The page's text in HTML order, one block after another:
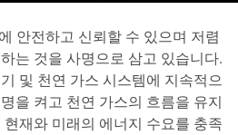
안전하고 신뢰할 수 있으며 저렴
는 것을 사명으로 삼고 있습니다.
및 천연 가스 시스템에 지속적으
을 켜고 천연 가스의 흐름을 유지
재와 미래의 에너지 수요를 충족